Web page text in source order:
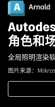
角色和
全局照明渲染
图片来源：